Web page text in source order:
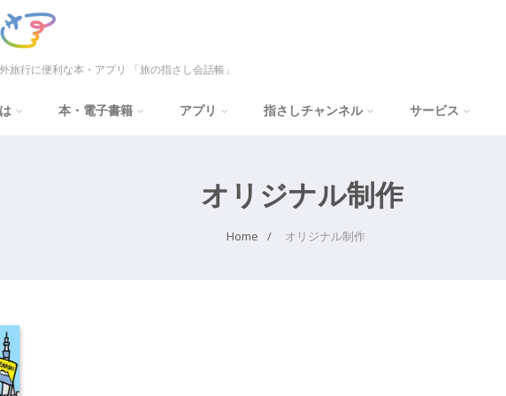
行に便利な本・アプリ 「旅の指さし会話帳」
本・電子書籍 アプリ 指さしチャンネル サービス
オリジナル制作
Home オリジナル制作